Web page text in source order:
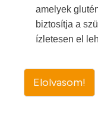
amelyek
biztosítja a
ízletesen el
Elolvasom!